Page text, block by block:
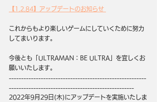
【1.2.84】アップデートのお知らせ
これからもより楽しいゲームにしていくために努力
してまいります。
今後とも「ULTRAMAN：BE ULTRA」を宜しくお
願いいたします。
--------------------------------------------------------
---------------------------------------------------
2022年9月29日(木)にアップデートを実施いたしま